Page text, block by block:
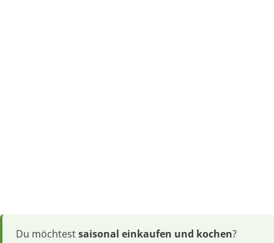
Du möchtestsaisonal einkaufen und kochen?